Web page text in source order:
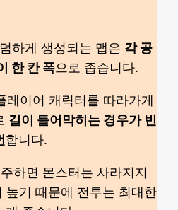
하게 생성되는 맵은 각 공
한 칸 폭으로 좁습니다.
레이어 캐릭터를 따라가게
길이 틀어막히는 경우가 빈
합니다.
하면 몬스터는 사라지지
기 때문에 전투는 최대한